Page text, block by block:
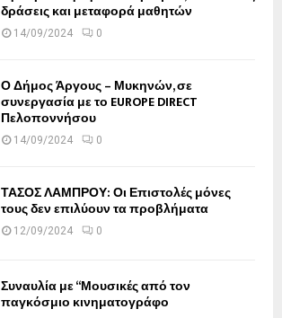
δράσεις και μεταφορά μαθητών
14/09/2024 0
Ο Δήμος Άργους – Μυκηνών, σε
συνεργασία με το EUROPE DIRECT
Πελοποννήσου
14/09/2024 0
ΤΑΣΟΣ ΛΑΜΠΡΟΥ: Οι Επιστολές μόνες
τους δεν επιλύουν τα προβλήματα
12/09/2024 0
Συναυλία με “Μουσικές από τον
παγκόσμιο κινηματογράφο